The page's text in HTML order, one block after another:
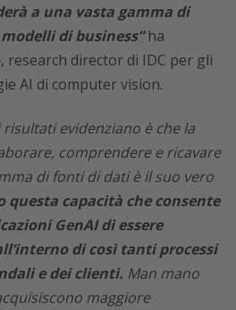
a una vasta gamma di
di business” ha
, research director di IDC per gli
AI di computer vision.
evidenziano è che la
comprendere e ricavare
di fonti di dati è il suo vero
questa capacità che consente
GenAI di essere
di così tanti processi
e dei clienti. Man mano
maggiore